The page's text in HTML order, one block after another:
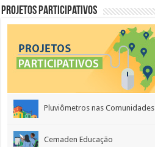
Projetos Participativos
Pluviômetros nas Comunidades
Cemaden Educação